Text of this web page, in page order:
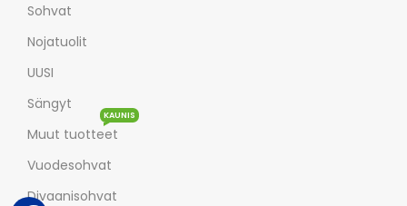
Sohvat
Nojatuolit
UUSI
Sängyt
Muut tuotteet
KAUNIS
Vuodesohvat
Divaanisohvat